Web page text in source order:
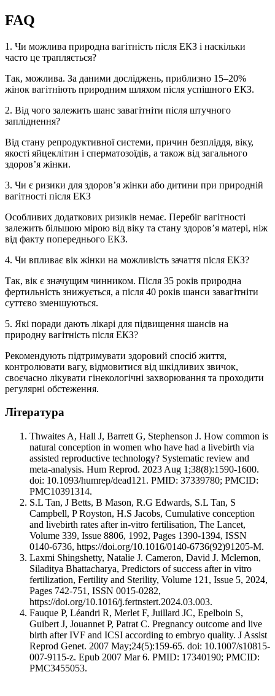
FAQ
1. Чи можлива природна вагітність після ЕКЗ і наскільки
часто це трапляється?
Так, можлива. За даними досліджень, приблизно 15–20%
жінок вагітніють природним шляхом після успішного ЕКЗ.
2. Від чого залежить шанс завагітніти після штучного
запліднення?
Від стану репродуктивної системи, причин безпліддя, віку,
якості яйцеклітин і сперматозоїдів, а також від загального
здоров’я жінки.
3. Чи є ризики для здоров’я жінки або дитини при природній
вагітності після ЕКЗ
Особливих додаткових ризиків немає. Перебіг вагітності
залежить більшою мірою від віку та стану здоров’я матері, ніж
від факту попереднього ЕКЗ.
4. Чи впливає вік жінки на можливість зачаття після ЕКЗ?
Так, вік є значущим чинником. Після 35 років природна
фертильність знижується, а після 40 років шанси завагітніти
суттєво зменшуються.
5. Які поради дають лікарі для підвищення шансів на
природну вагітність після ЕКЗ?
Рекомендують підтримувати здоровий спосіб життя,
контролювати вагу, відмовитися від шкідливих звичок,
своєчасно лікувати гінекологічні захворювання та проходити
регулярні обстеження.
Література
Thwaites A, Hall J, Barrett G, Stephenson J. How common is
natural conception in women who have had a livebirth via
assisted reproductive technology? Systematic review and
meta-analysis. Hum Reprod. 2023 Aug 1;38(8):1590-1600.
doi: 10.1093/humrep/dead121. PMID: 37339780; PMCID:
PMC10391314.
S.L Tan, J Betts, B Mason, R.G Edwards, S.L Tan, S
Campbell, P Royston, H.S Jacobs, Cumulative conception
and livebirth rates after in-vitro fertilisation, The Lancet,
Volume 339, Issue 8806, 1992, Pages 1390-1394, ISSN
0140-6736, https://doi.org/10.1016/0140-6736(92)91205-M.
Laxmi Shingshetty, Natalie J. Cameron, David J. Mclernon,
Siladitya Bhattacharya, Predictors of success after in vitro
fertilization, Fertility and Sterility, Volume 121, Issue 5, 2024,
Pages 742-751, ISSN 0015-0282,
https://doi.org/10.1016/j.fertnstert.2024.03.003.
Fauque P, Léandri R, Merlet F, Juillard JC, Epelboin S,
Guibert J, Jouannet P, Patrat C. Pregnancy outcome and live
birth after IVF and ICSI according to embryo quality. J Assist
Reprod Genet. 2007 May;24(5):159-65. doi: 10.1007/s10815-
007-9115-z. Epub 2007 Mar 6. PMID: 17340190; PMCID:
PMC3455053.